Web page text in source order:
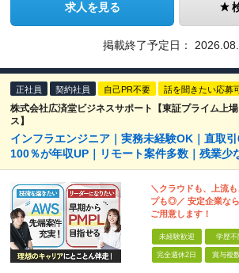
求人を見る
掲載終了予定日：
正社員 契約社員 自己PR不要 話を聞きたい応募
株式会社広済堂ビジネスサポート【東証プライム上
ス】
インフラエンジニア｜実務未経験OK｜直取
100％が年収UP｜リモート案件多数｜残業少
＼クラウドも、上流
プも◎／ 安定企業な
ご用意します！
未経験歓迎 学歴不
完全週休2日 賞与複